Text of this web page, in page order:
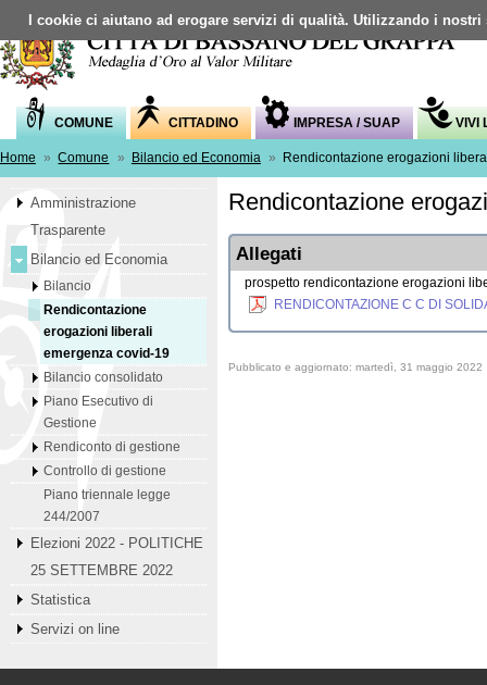
COMUNE CITTADINO IMPRESA / SUAP VIVI
Home » Comune » Bilancio ed Economia » Rendicontazione erogazioni
Amministrazione
Trasparente
Bilancio ed Economia
Bilancio
Rendicontazione
erogazioni liberali
emergenza covid-19
Bilancio consolidato
Piano Esecutivo di
Gestione
Rendiconto di gestione
Controllo di gestione
Piano triennale legge
244/2007
Elezioni 2022 - POLITICHE
25 SETTEMBRE 2022
Statistica
Servizi on line
Rendicontazione
Allegati
prospetto rendicontazione erogazioni
RENDICONTAZIONE C C DI
Pubblicato e aggiornato: martedì, 31 maggio 2022
I cookie ci aiutano ad erogare servizi di qualità. Utilizzando i